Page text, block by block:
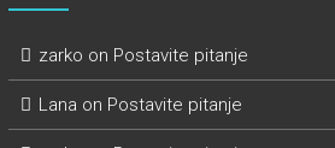
zarko on Postavite pitanje
Lana on Postavite pitanje